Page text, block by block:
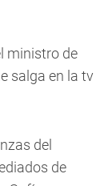
ministro de
salga en la tv
del
de